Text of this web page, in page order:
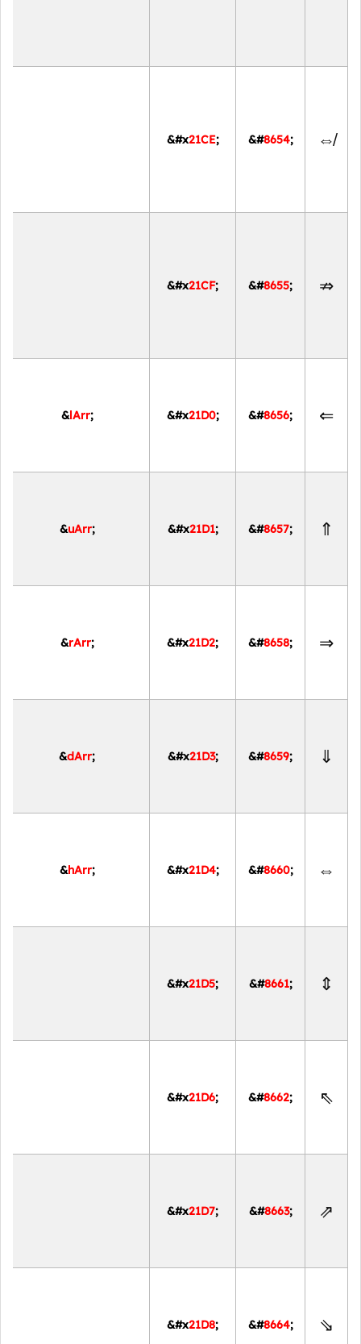
⇎
&#8654;
&#x21CE;
⇏
&#8655;
&#x21CF;
⇐
&#8656;
&#x21D0;
&lArr;
⇑
&#8657;
&#x21D1;
&uArr;
⇒
&#8658;
&#x21D2;
&rArr;
⇓
&#8659;
&#x21D3;
&dArr;
⇔
&#8660;
&#x21D4;
&hArr;
⇕
&#8661;
&#x21D5;
⇖
&#8662;
&#x21D6;
⇗
&#8663;
&#x21D7;
⇘
&#8664;
&#x21D8;